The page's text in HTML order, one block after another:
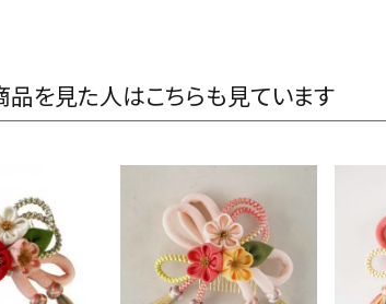
品を見た人はこちらも見ています